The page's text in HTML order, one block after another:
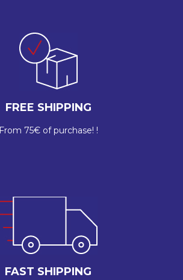
FREE SHIPPING
From 75€ of purchase! !
FAST SHIPPING